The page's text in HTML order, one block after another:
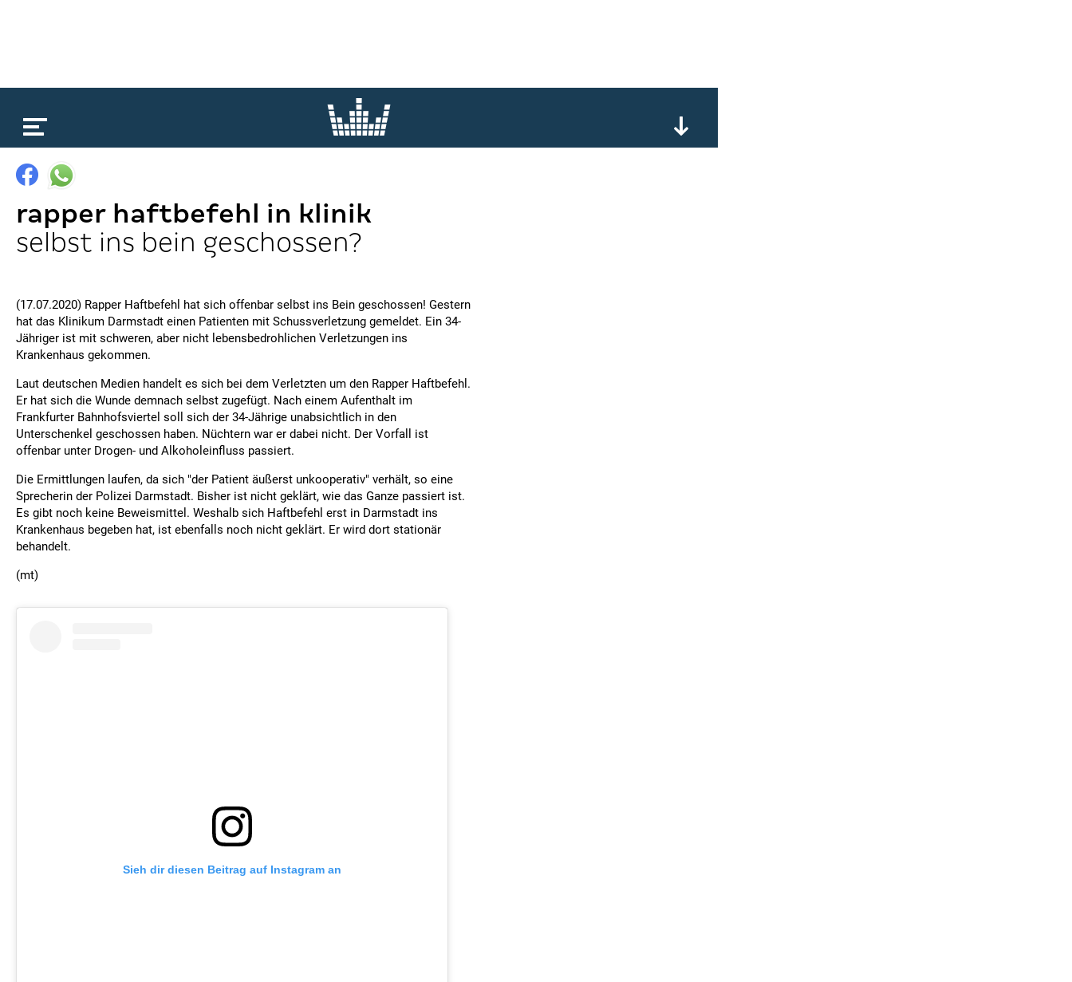
rapper haftbefehl in klinik
selbst ins bein geschossen?
(17.07.2020) Rapper Haftbefehl hat sich offenbar selbst ins Bein geschossen! Gestern
hat das Klinikum Darmstadt einen Patienten mit Schussverletzung gemeldet. Ein 34-
Jähriger ist mit schweren, aber nicht lebensbedrohlichen Verletzungen ins
Krankenhaus gekommen.
Laut deutschen Medien handelt es sich bei dem Verletzten um den Rapper Haftbefehl.
Er hat sich die Wunde demnach selbst zugefügt. Nach einem Aufenthalt im
Frankfurter Bahnhofsviertel soll sich der 34-Jährige unabsichtlich in den
Unterschenkel geschossen haben. Nüchtern war er dabei nicht. Der Vorfall ist
offenbar unter Drogen- und Alkoholeinfluss passiert.
Die Ermittlungen laufen, da sich "der Patient äußerst unkooperativ" verhält, so eine
Sprecherin der Polizei Darmstadt. Bisher ist nicht geklärt, wie das Ganze passiert ist.
Es gibt noch keine Beweismittel. Weshalb sich Haftbefehl erst in Darmstadt ins
Krankenhaus begeben hat, ist ebenfalls noch nicht geklärt. Er wird dort stationär
behandelt.
(mt)
Sieh dir diesen Beitrag auf Instagram an